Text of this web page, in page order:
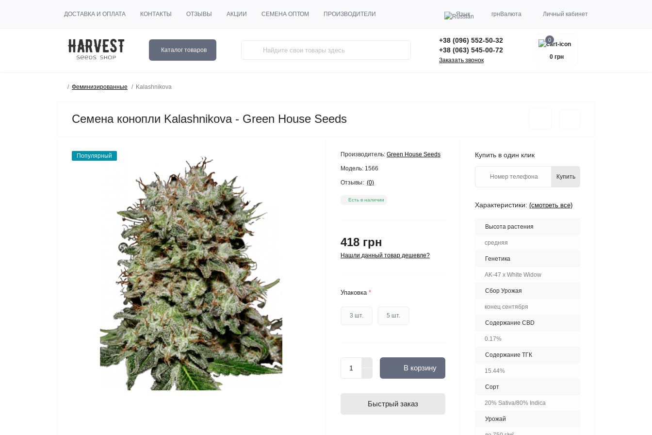
ДОСТАВКА И ОПЛАТА КОНТАКТЫ ОТЗЫВЫ АКЦИИ СЕМЕНА ОПТОМ ПРОИЗВОДИТЕЛИ Язык грн Валюта Личный кабинет
Каталог товаров
+38 (096) 552-50-32
+38 (063) 545-00-72
Заказать звонок
0
0 грн
Феминизированные Kalashnikova
Семена конопли Kalashnikova - Green House Seeds
Популярный Производитель: Green House Seeds
Модель: 1566
Отзывы: (0)
Есть в наличии
418 грн
Нашли данный товар дешевле?
Упаковка *
3 шт. 5 шт.
В корзину
Быстрый заказ
Купить в один клик
Купить
Характеристики: (смотреть все)
Высота растения
средняя
Генетика
AK-47 x White Widow
Сбор Урожая
конец сентября
Содержание CBD
0.17%
Содержание ТГК
15.44%
Сорт
20% Sativa/80% Indica
Урожай